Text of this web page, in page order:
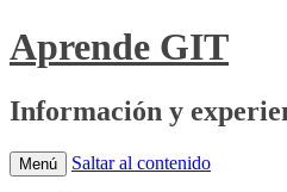
Aprende GIT
Información y
Menú Saltar al contenido